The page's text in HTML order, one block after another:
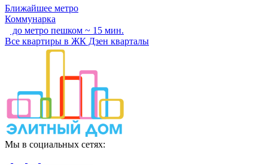
Ближайшее метро
Коммунарка
до метро пешком ~ 15 мин.
Все квартиры в ЖК Дзен кварталы
Мы в социальных сетях: